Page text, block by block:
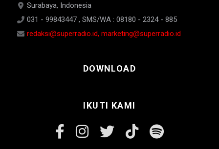
Surabaya, Indonesia
031 - 99843447 , SMS/WA : 08180 - 2324 - 885
redaksi@superradio.id, marketing@superradio.id
DOWNLOAD
IKUTI KAMI